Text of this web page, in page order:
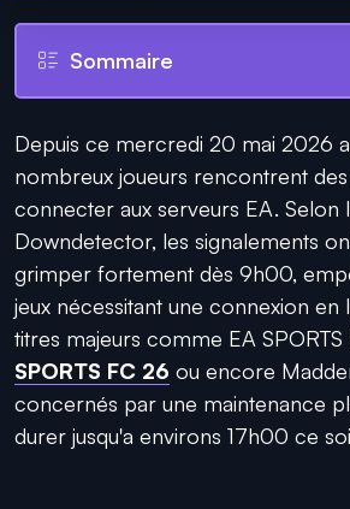
Sommaire
Depuis ce mercredi 20 mai 2026
nombreux joueurs rencontrent
connecter aux serveurs EA. Selon
Downdetector, les signalements
grimper fortement dès 9h00,
jeux nécessitant une connexion en
titres majeurs comme EA SPORTS
SPORTS FC 26 ou encore
concernés par une maintenance
durer jusqu'a environs 17h00 ce